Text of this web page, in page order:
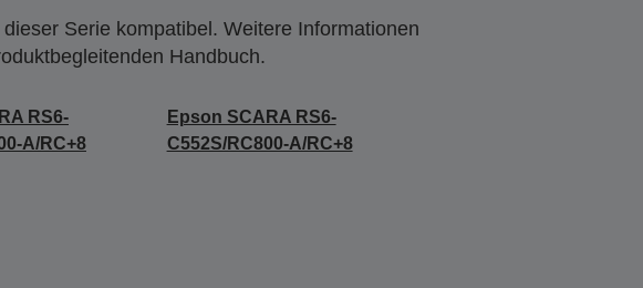
Serie kompatibel. Weitere Informationen
Handbuch.
RS6-
A/RC+8
Epson SCARA RS6-
C552S/RC800-A/RC+8